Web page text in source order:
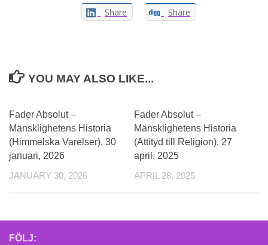
Share Share
YOU MAY ALSO LIKE...
Fader Absolut –
Mänsklighetens Historia
(Himmelska Varelser), 30
januari, 2026
JANUARY 30, 2026
Fader Absolut –
Mänsklighetens Historia
(Attityd till Religion), 27
april, 2025
APRIL 28, 2025
FÖLJ: